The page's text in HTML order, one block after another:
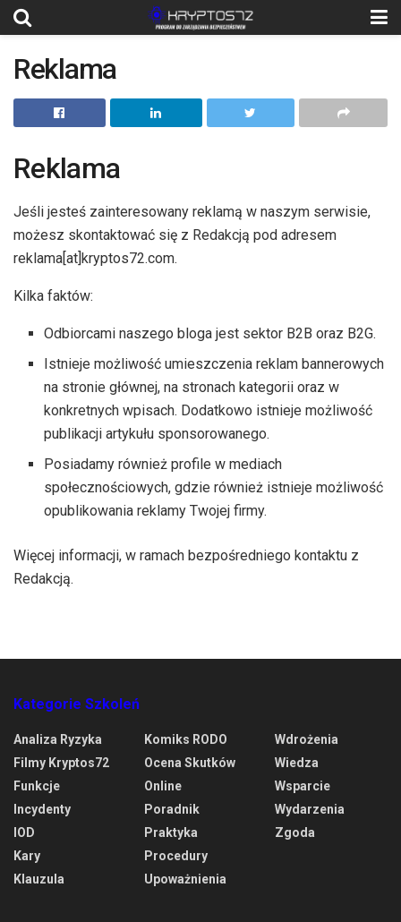
Reklama
Reklama
Jeśli jesteś zainteresowany reklamą w naszym serwisie,
możesz skontaktować się z Redakcją pod adresem
reklama[at]kryptos72.com.
Kilka faktów:
Odbiorcami naszego bloga jest sektor B2B oraz B2G.
Istnieje możliwość umieszczenia reklam bannerowych
na stronie głównej, na stronach kategorii oraz w
konkretnych wpisach. Dodatkowo istnieje możliwość
publikacji artykułu sponsorowanego.
Posiadamy również profile w mediach
społecznościowych, gdzie również istnieje możliwość
opublikowania reklamy Twojej firmy.
Więcej informacji, w ramach bezpośredniego kontaktu z
Redakcją.
Kategorie Szkoleń
Analiza Ryzyka
Filmy Kryptos72
Funkcje
Incydenty
IOD
Kary
Klauzula
Komiks RODO
Ocena Skutków
Online
Poradnik
Praktyka
Procedury
Upoważnienia
Wdrożenia
Wiedza
Wsparcie
Wydarzenia
Zgoda